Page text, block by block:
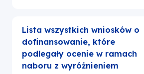
Lista wszystkich wniosków o
dofinansowanie, które
podlegały ocenie w ramach
naboru z wyróżnieniem